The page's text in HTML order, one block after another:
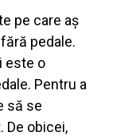
pe care aș
pedale.
este o
Pentru a
să se
De obicei,